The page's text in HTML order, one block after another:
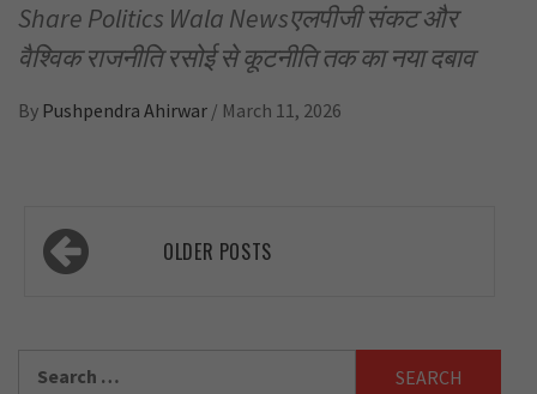
Share Politics Wala Newsएलपीजी संकट और
वैश्विक राजनीति रसोई से कूटनीति तक का नया दबाव
By Pushpendra Ahirwar / March 11, 2026
Posts
navigationOLDER POSTS